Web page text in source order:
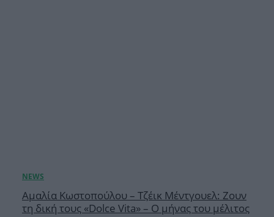
Αμαλία Κωστοπούλου – Τζέικ Μέντγουελ: Ζουν
τη δική τους «Dolce Vita» – Ο μήνας του μέλιτος